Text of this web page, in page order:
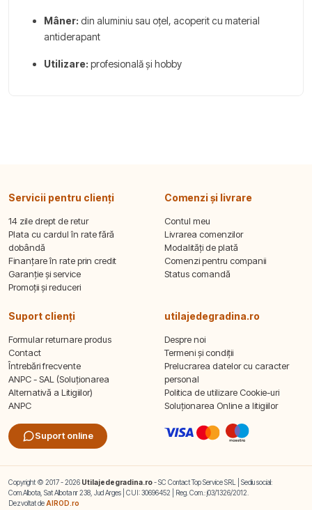
Mâner: din aluminiu sau oțel, acoperit cu material
antiderapant
Utilizare: profesională și hobby
Servicii pentru clienți
14 zile drept de retur
Plata cu cardul în rate fără
dobândă
Finanțare în rate prin credit
Garanție și service
Promoții și reduceri
Comenzi și livrare
Contul meu
Livrarea comenzilor
Modalități de plată
Comenzi pentru companii
Status comandă
Suport clienți
Formular returnare produs
Contact
Întrebări frecvente
ANPC - SAL (Soluționarea
Alternativă a Litigiilor)
ANPC
Suport online
utilajedegradina.ro
Despre noi
Termeni și condiții
Prelucrarea datelor cu caracter
personal
Politica de utilizare Cookie-uri
Soluționarea Online a litigiilor
Copyright © 2017 - 2026 Utilajedegradina.ro- SC Contact Top Service SRL | Sediu social:
Com.Albota, Sat Albota nr 238, Jud Arges | CUI: 30696452 | Reg. Com.: j03/1326/2012.
Dezvoltat de AIROD.ro